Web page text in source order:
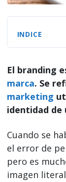
INDICE
El branding
marca. Se
marketing
identidad de
Cuando se
el error de
pero es
imagen